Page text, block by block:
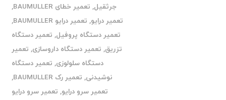
جرثقیل, تعمیر خطای BAUMULLER
,
تعمیر درایو, تعمیر درایو BAUMULLER
,
تعمیر دستگاه پروفیل, تعمیر دستگاه
تزریق, تعمیر دستگاه داروسازی, تعمیر
دستگاه سلولوزی, تعمیر دستگاه
نوشیدنی, تعمیر رک BAUMULLER
,
تعمیر سرو درایو, تعمیر سرو درایو